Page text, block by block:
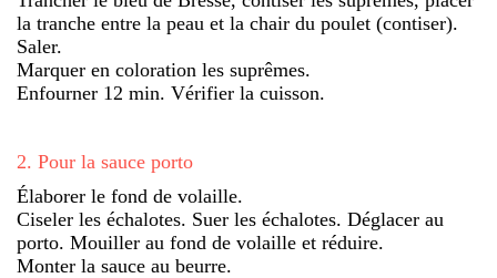
la tranche entre la peau et la chair du poulet (contiser).
Saler.
Marquer en coloration les suprêmes.
Enfourner 12 min. Vérifier la cuisson.
2. Pour la sauce porto
Élaborer le fond de volaille.
Ciseler les échalotes. Suer les échalotes. Déglacer au
porto. Mouiller au fond de volaille et réduire.
Monter la sauce au beurre.